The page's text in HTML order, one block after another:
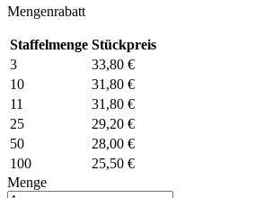
Mengenrabatt
Staffelmenge Stückpreis
3
33,80 €
10
31,80 €
11
31,80 €
25
29,20 €
50
28,00 €
100
25,50 €
Menge